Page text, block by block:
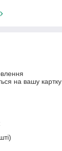
на вашу картку